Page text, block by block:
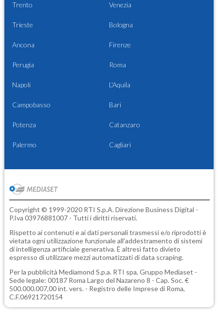
Trento Venezia
Trieste Bologna
Ancona Firenze
Perugia Roma
Napoli L'Aquila
Campobasso Bari
Potenza Catanzaro
Palermo Cagliari
Copyright © 1999-2020 RTI S.p.A. Direzione Business Digital -
P.Iva 03976881007 - Tutti i diritti riservati.
Rispetto ai contenuti e ai dati personali trasmessi e/o riprodotti è
vietata ogni utilizzazione funzionale all'addestramento di sistemi
di intelligenza artificiale generativa. È altresì fatto divieto
espresso di utilizzare mezzi automatizzati di data scraping.
Per la pubblicità Mediamond S.p.a. RTI spa, Gruppo Mediaset -
Sede legale: 00187 Roma Largo del Nazareno 8 - Cap. Soc. €
500.000.007,00 int. vers. - Registro delle Imprese di Roma,
C.F.06921720154